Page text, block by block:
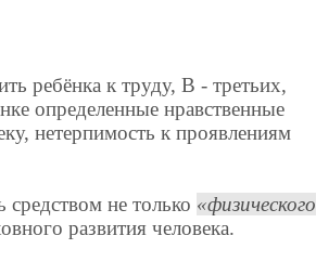
ребёнка к труду, В - третьих,
определенные нравственные
нетерпимость к проявлениям
не только
физического
развития человека.